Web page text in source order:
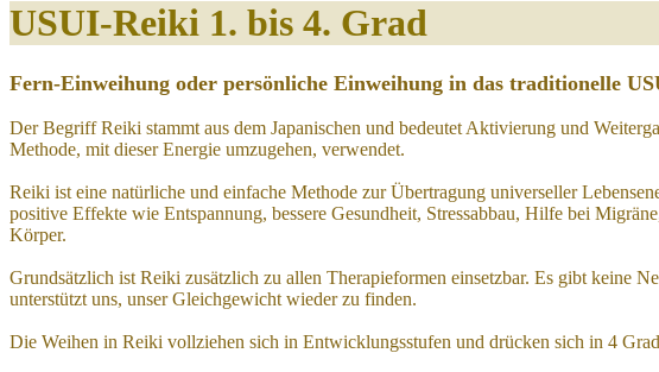
USUI-Reiki 1. bis 4. Grad
Fern-Einweihung oder persönliche Einweihung in das traditionelle
Der Begriff Reiki stammt aus dem Japanischen und bedeutet Aktivierung und
Methode, mit dieser Energie umzugehen, verwendet.
Reiki ist eine natürliche und einfache Methode zur Übertragung universeller
positive Effekte wie Entspannung, bessere Gesundheit, Stressabbau, Hilfe bei
Körper.
Grundsätzlich ist Reiki zusätzlich zu allen Therapieformen einsetzbar. Es gibt keine
unterstützt uns, unser Gleichgewicht wieder zu finden.
Die Weihen in Reiki vollziehen sich in Entwicklungsstufen und drücken sich in 4